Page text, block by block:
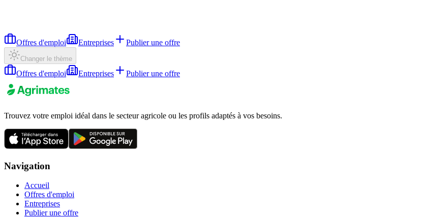
Offres d'emploi Entreprises Publier une offre
Changer le thème
Offres d'emploi Entreprises Publier une offre
Trouvez votre emploi idéal dans le secteur agricole ou les profils adaptés à vos besoins.
Navigation
Accueil
Offres d'emploi
Entreprises
Publier une offre